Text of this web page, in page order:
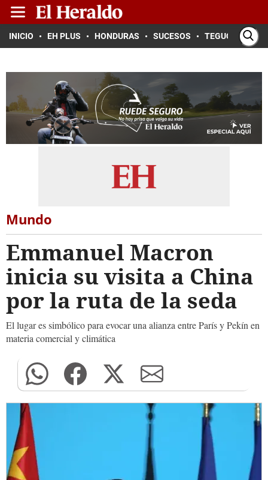
INICIO EH PLUS HONDURAS SUCESOS TEGUCIGALPA
Mundo
Emmanuel Macron
inicia su visita a China
por la ruta de la seda
El lugar es simbólico para evocar una alianza entre París y Pekín en
materia comercial y climática